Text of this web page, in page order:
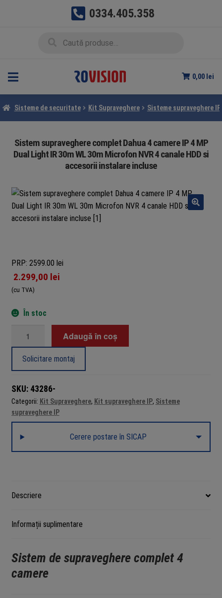
0334.405.358
0,00 lei
Sisteme de securitate Kit Supraveghere Sisteme supraveghere IP
Sistem supraveghere complet Dahua 4 camere IP 4 MP
Dual Light IR 30m WL 30m Microfon NVR 4 canale HDD si
accesorii instalare incluse
PRP: 2599.00 lei
2.299,00 lei
(cu TVA)
În stoc
supraveghere
4
camere
IP
MP
Dual
30m
Microfon
4
HDD
Adaugă în coș
Solicitare montaj
SKU: 43286-
Categorii: Kit Supraveghere, Kit supraveghere IP, Sisteme
supraveghere IP
Cerere postare în SICAP
Descriere
Informații suplimentare
Sistem de supraveghere complet 4
camere